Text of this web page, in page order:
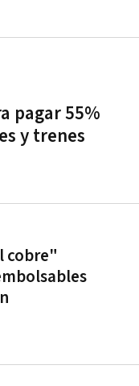
pagar 55%
y trenes
cobre"